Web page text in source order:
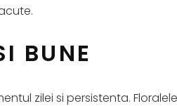
BUNE
zilei si persistenta.